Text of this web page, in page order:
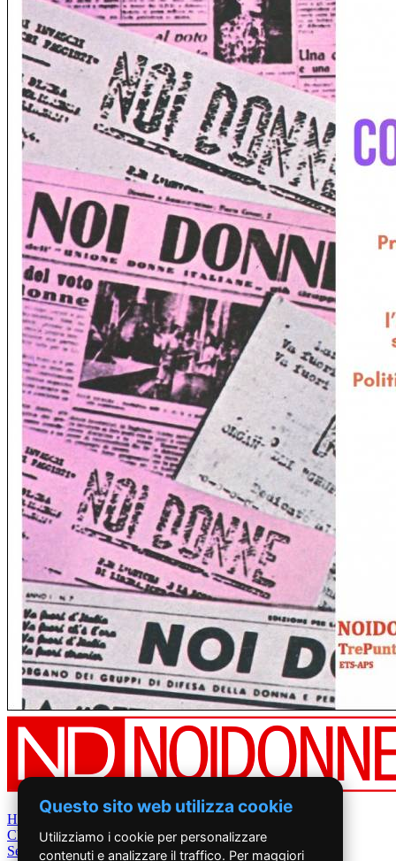
Home
Chi Siamo
Settimanale
Questo sito web utilizza cookie
Utilizziamo i cookie per personalizzare
contenuti e analizzare il traffico. Per maggiori